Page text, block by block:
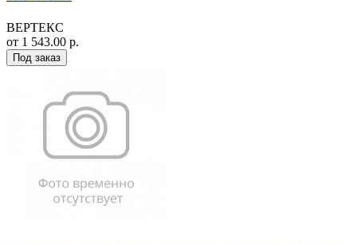
ВЕРТЕКС
от 1 543.00 р.
Под заказ